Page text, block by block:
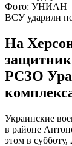
Фото: УНИАН
ВСУ ударили
На
РСЗО
Украинские
в районе
этом в субботу,